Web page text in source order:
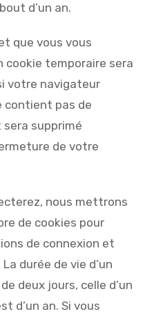
d’un an.
que vous vous
cookie temporaire sera
votre navigateur
contient pas de
supprimé
de votre
nous mettrons
de cookies pour
de connexion et
durée de vie d’un
deux jours, celle d’un
d’un an. Si vous